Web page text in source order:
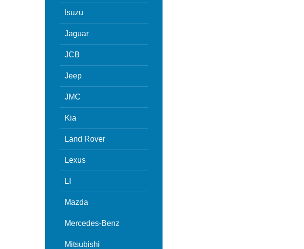
Isuzu
Jaguar
JCB
Jeep
JMC
Kia
Land Rover
Lexus
LI
Mazda
Mercedes-Benz
Mitsubishi